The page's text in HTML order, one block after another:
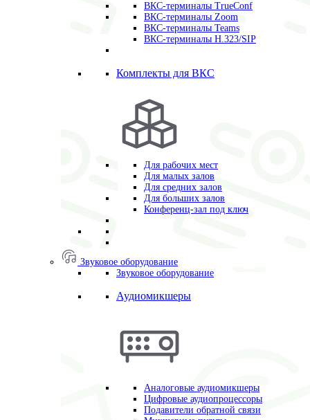
ВКС-терминалы TrueConf
ВКС-терминалы Zoom
ВКС-терминалы Teams
ВКС-терминалы H.323/SIP
Комплекты для ВКС
Для рабочих мест
Для малых залов
Для средних залов
Для больших залов
Конференц-зал под ключ
Звуковое оборудование
Звуковое оборудование
Аудиомикшеры
Аналоговые аудиомикшеры
Цифровые аудиопроцессоры
Подавители обратной связи